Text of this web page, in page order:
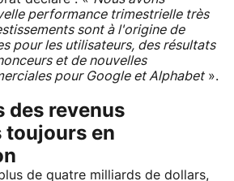
performance trimestrielle très
sont à l'origine de
pour les utilisateurs, des résultats
et de nouvelles
pour Google et Alphabet».
des revenus
toujours en
de quatre milliards de dollars,